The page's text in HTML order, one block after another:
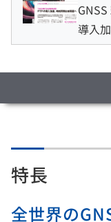
導入
特長
全世界の